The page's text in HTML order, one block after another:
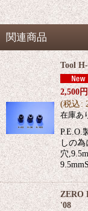
関連商品
Tool
2,500円
(税込:
在庫あ
P.E.O.
しの為
穴
ZERO
'08